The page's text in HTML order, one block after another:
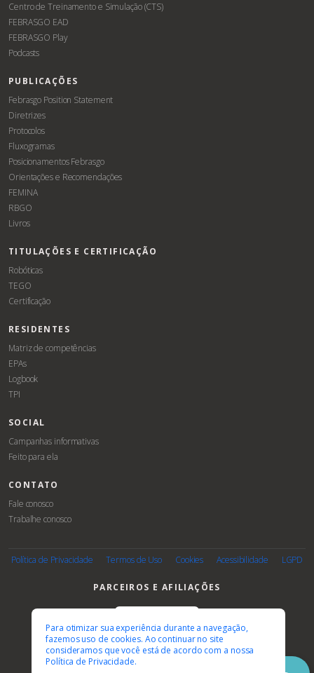
Centro de Treinamento e Simulação (CTS)
FEBRASGO EAD
FEBRASGO Play
Podcasts
PUBLICAÇÕES
Febrasgo Position Statement
Diretrizes
Protocolos
Fluxogramas
Posicionamentos Febrasgo
Orientações e Recomendações
FEMINA
RBGO
Livros
TITULAÇÕES E CERTIFICAÇÃO
Robóticas
TEGO
Certificação
RESIDENTES
Matriz de competências
EPAs
Logbook
TPI
SOCIAL
Campanhas informativas
Feito para ela
CONTATO
Fale conosco
Trabalhe conosco
Política de Privacidade Termos de Uso Cookies Acessibilidade LGPD
PARCEIROS E AFILIAÇÕES
Para otimizar sua experiência durante a navegação,
fazemos uso de cookies. Ao continuar no site
consideramos que você está de acordo com a nossa
Política de Privacidade.